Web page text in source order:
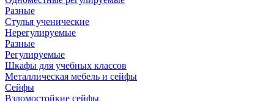
Разные
Стулья ученические
Нерегулируемые
Разные
Регулируемые
Шкафы для учебных классов
Металлическая мебель и сейфы
Сейфы
Взломостойкие сейфы